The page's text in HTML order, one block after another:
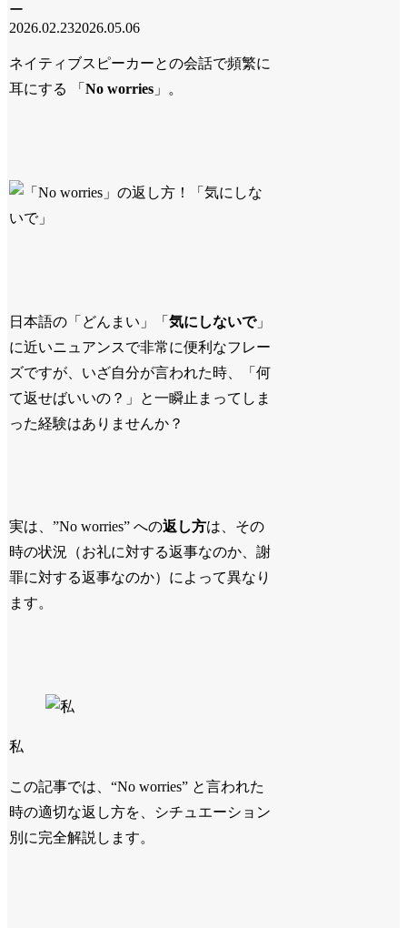
ー
2026.02.232026.05.06
ネイティブスピーカーとの会話で頻繁に
耳にする 「No worries 」。
日本語の「どんまい」「気にしないで」
に近いニュアンスで非常に便利なフレー
ズですが、いざ自分が言われた時、「何
て返せばいいの？」と一瞬止まってしま
った経験はありませんか？
実は、”No worries” への返し方は、その
時の状況（お礼に対する返事なのか、謝
罪に対する返事なのか）によって異なり
ます。
私
この記事では、“No worries” と言われた
時の適切な返し方を、シチュエーション
別に完全解説します。